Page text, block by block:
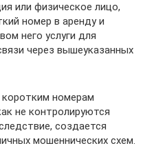
или физическое лицо,
номер в аренду и
него услуги для
через вышеуказанных
коротким номерам
не контролируются
создается
мошеннических схем.